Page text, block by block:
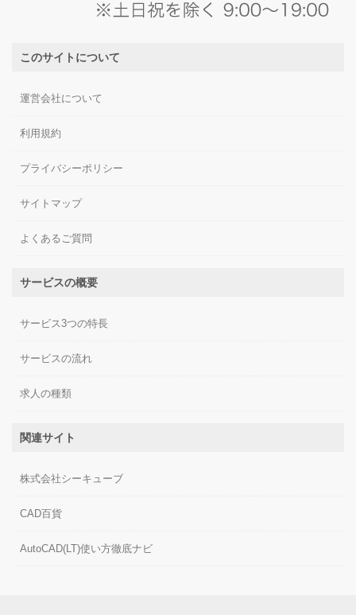
このサイトについて
運営会社について
利用規約
プライバシーポリシー
サイトマップ
よくあるご質問
サービスの概要
サービス3つの特長
サービスの流れ
求人の種類
関連サイト
株式会社シーキューブ
CAD百貨
AutoCAD(LT)使い方徹底ナビ